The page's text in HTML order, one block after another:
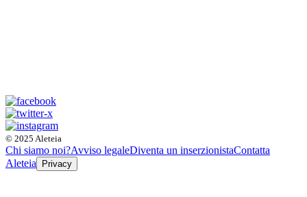
© 2025 Aleteia
Chi siamo noi?Avviso legaleDiventa un inserzionistaContatta
Aleteia
Privacy